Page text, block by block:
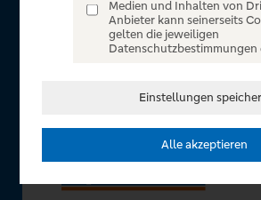
Konzerte, Musicals und Shows, die
die Champions League und die Europa
In Zusammenarbeit mit
Medien und Inhalten von
Anbieter kann seinerseits
gelten die jeweiligen
Datenschutzbestimmungen
Einstellungen
Alle akzeptieren